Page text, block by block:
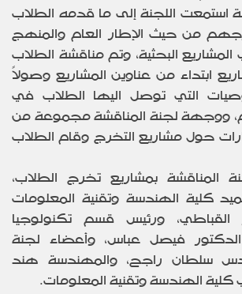
استمعت اللجنة إلى ما قدمه الطلاب
من حيث الإطار العام والمنهج
البحثية، وتم مناقشة الطلاب
ابتداء من عناوين المشاريع وصولاً
التي توصل اليها الطلاب في
ووجهة لجنة المناقشة مجموعة من
حول مشاريع التخرج وقام الطلاب
المناقشة بمشاريع تخرج الطلاب،
كلية الهندسة وتقنية المعلومات
القباطي، ورئيس قسم تكنولوجيا
فيصل عباس، وأعضاء لجنة
سلطان راجح، والمهندسة هند
الهندسة وتقنية المعلومات.